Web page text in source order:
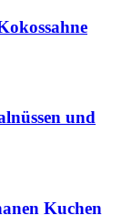
und
Kuchen